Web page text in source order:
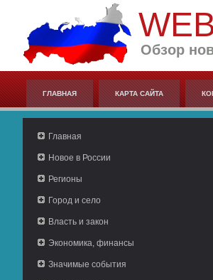
Обзор
ГЛАВНАЯ КАРТА САЙТА
Главная
Новое в России
Регионы
Город и село
Власть и закон
Экономика, финансы
Значимые события